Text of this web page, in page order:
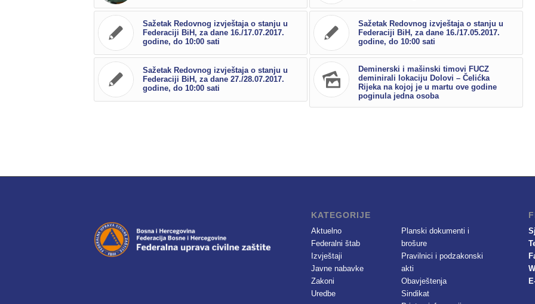
Sažetak Redovnog izvještaja o stanju u
Federaciji BiH, za dane 16./17.07.2017.
godine, do 10:00 sati
Sažetak Redovnog izvještaja o stanju u
Federaciji BiH, za dane 16./17.05.2017.
godine, do 10:00 sati
Sažetak Redovnog izvještaja o stanju u
Federaciji BiH, za dane 27./28.07.2017.
godine, do 10:00 sati
Deminerski i mašinski timovi FUCZ
deminirali lokaciju Dolovi – Čelićka
Rijeka na kojoj je u martu ove godine
poginula jedna osoba
KATEGORIJE
Aktuelno
Federalni štab
Izvještaji
Javne nabavke
Zakoni
Uredbe
Planski dokumenti i
brošure
Pravilnici i podzakonski
akti
Obavještenja
Sindikat